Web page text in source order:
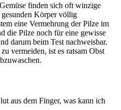
finden sich oft winzige
Körper völlig
eine Vermehrung der Pilze im
die Pilze noch für eine gewisse
darum beim Test nachweisbar.
vermeiden, ist es ratsam Obst
aus dem Finger, was kann ich